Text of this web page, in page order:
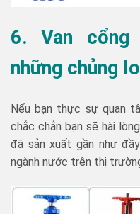
6. Van cổng
những chủng
Nếu bạn thực sự quan
chắc chắn bạn sẽ hài
đã sản xuất gần như
ngành nước trên thị